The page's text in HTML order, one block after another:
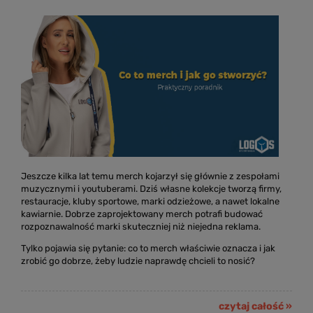
Jeszcze kilka lat temu merch kojarzył się głównie z zespołami
muzycznymi i youtuberami. Dziś własne kolekcje tworzą firmy,
restauracje, kluby sportowe, marki odzieżowe, a nawet lokalne
kawiarnie. Dobrze zaprojektowany merch potrafi budować
rozpoznawalność marki skuteczniej niż niejedna reklama.
Tylko pojawia się pytanie: co to merch właściwie oznacza i jak
zrobić go dobrze, żeby ludzie naprawdę chcieli to nosić?
czytaj całość »